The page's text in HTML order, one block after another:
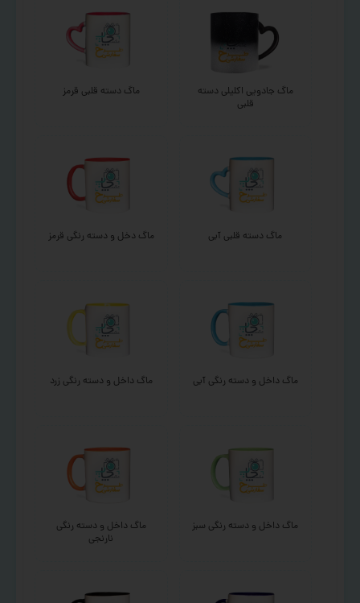
ماگ جادویی اکلیلی دسته
قلبی
ماگ دسته قلبی قرمز
ماگ دسته قلبی آبی ماگ دخل و دسته رنگی قرمز
ماگ داخل و دسته رنگی آبی ماگ داخل و دسته رنگی زرد
ماگ داخل و دسته رنگی سبز
ماگ داخل و دسته رنگی
نارنجی